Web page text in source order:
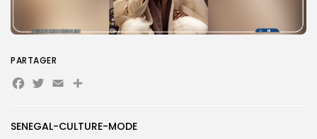
SENEGAL-CULTURE-MODE
PARTAGER
Facebook
Twitter
EmailPartager